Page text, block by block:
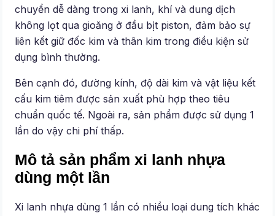
chuyển dễ dàng trong xi lanh, khí và dung dịch
không lọt qua gioăng ở đầu bịt piston, đảm bảo sự
liên kết giữ đốc kim và thân kim trong điều kiện sử
dụng bình thường.
Bên cạnh đó, đường kính, độ dài kim và vật liệu kết
cấu kim tiêm được sản xuất phù hợp theo tiêu
chuẩn quốc tế. Ngoài ra, sản phẩm được sử dụng 1
lần do vậy chi phí thấp.
Mô tả sản phẩm xi lanh nhựa
dùng một lần
Xi lanh nhựa dùng 1 lần có nhiều loại dung tích khác